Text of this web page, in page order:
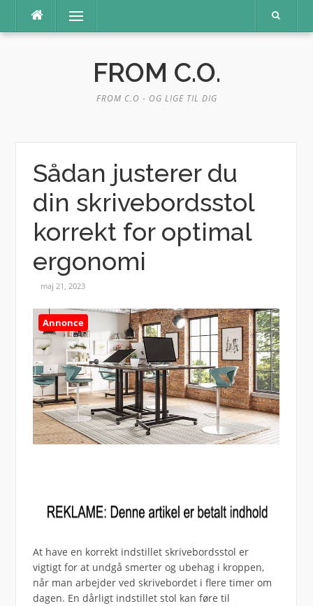
indhold
Menu
FROM C.O.
FROM C.O - OG LIGE TIL DIG
Sådan justerer du
din skrivebordsstol
korrekt for optimal
ergonomi
maj 21, 2023
Annonce
At have en korrekt indstillet skrivebordsstol er
vigtigt for at undgå smerter og ubehag i kroppen,
når man arbejder ved skrivebordet i flere timer om
dagen. En dårligt indstillet stol kan føre til